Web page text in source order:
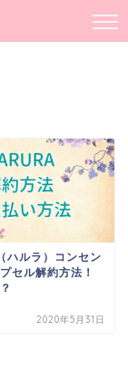
ハルラ）コンセン
セル解約方法！
2020年5月31日